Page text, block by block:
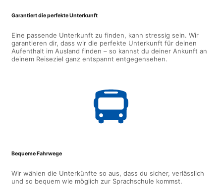
Garantiert die perfekte Unterkunft
Eine passende Unterkunft zu finden, kann stressig sein. Wir
garantieren dir, dass wir die perfekte Unterkunft für deinen
Aufenthalt im Ausland finden – so kannst du deiner Ankunft an
deinem Reiseziel ganz entspannt entgegensehen.
Bequeme Fahrwege
Wir wählen die Unterkünfte so aus, dass du sicher, verlässlich
und so bequem wie möglich zur Sprachschule kommst.